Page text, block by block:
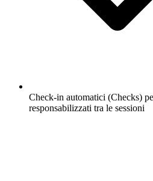
Check-in automatici (Checks)
responsabilizzati tra le sessioni